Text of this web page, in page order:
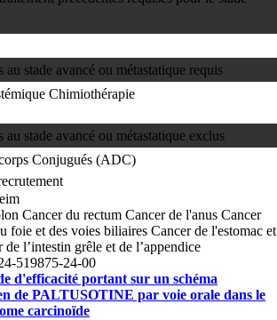
au stade avancé ou métastatique requis
Chimiothérapie
au stade avancé ou métastatique exclus
Conjugués (ADC)
Cancer du rectum Cancer de l'anus Cancer
foie et des voies biliaires Cancer de l'estomac et
de l’intestin grêle et de l’appendice
519875-24-00
d'efficacité portant sur un schéma
de PALTUSOTINE par voie orale dans le
carcinoïde